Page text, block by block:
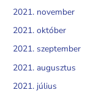
2021. november
2021. október
2021. szeptember
2021. augusztus
2021. július